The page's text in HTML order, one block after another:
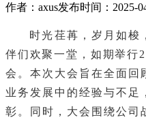
作者：axus发布时间：2025-
时光荏苒，岁月如梭
伴们欢聚一堂，如期举行
会。本次大会旨在全面回
业务发展中的经验与不足
彰。同时，大会围绕公司